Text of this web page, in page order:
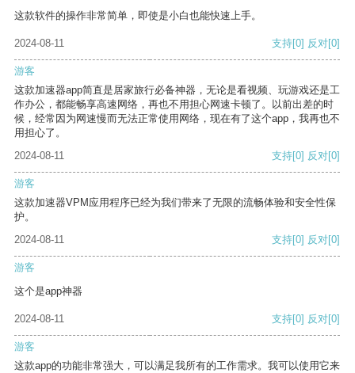
这款软件的操作非常简单，即使是小白也能快速上手。
2024-08-11 支持[0] 反对[0]
游客
这款加速器app简直是居家旅行必备神器，无论是看视频、玩游戏还是工
作办公，都能畅享高速网络，再也不用担心网速卡顿了。以前出差的时
候，经常因为网速慢而无法正常使用网络，现在有了这个app，我再也不
用担心了。
2024-08-11
支持[0] 反对[0]
游客
这款加速器VPM应用程序已经为我们带来了无限的流畅体验和安全性保
护。
2024-08-11
支持[0] 反对[0]
游客
这个是app神器
2024-08-11 支持[0] 反对[0]
游客
这款app的功能非常强大，可以满足我所有的工作需求。我可以使用它来